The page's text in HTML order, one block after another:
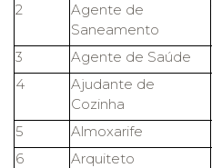
2
Agente de
Saneamento
3 Agente de Saúde
4
Ajudante de
Cozinha
5 Almoxarife
6
Arquiteto